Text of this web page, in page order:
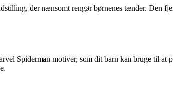
der nænsomt rengør børnenes tænder. Den
Spiderman motiver, som dit barn kan bruge til at